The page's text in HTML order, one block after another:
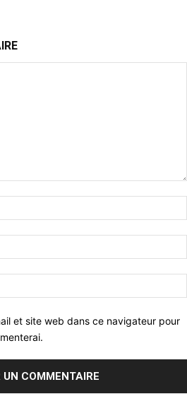
et site web dans ce navigateur pour